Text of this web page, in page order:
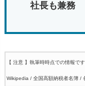
社長も兼務
【 注意 】執筆時時点での情報で
Wikipedia / 全国高額納税者名簿 /